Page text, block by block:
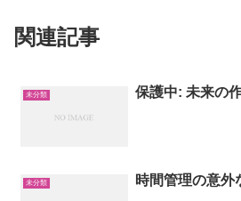
関連記事
未分類 保護中: 未来の
未分類 時間管理の意